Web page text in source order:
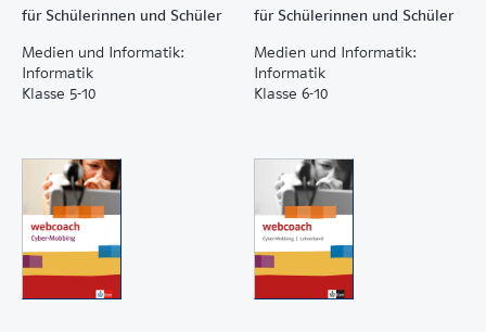
für Schülerinnen und Schüler
Medien und Informatik:
Informatik
Klasse 5-10
für Schülerinnen und Schüler
Medien und Informatik:
Informatik
Klasse 6-10